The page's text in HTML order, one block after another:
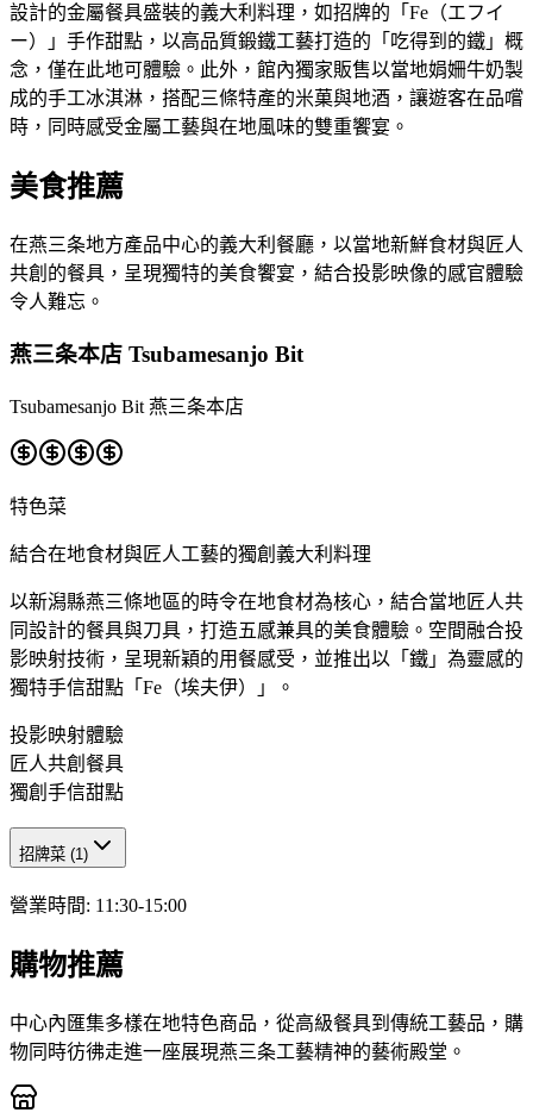
設計的金屬餐具盛裝的義大利料理，如招牌的「Fe（エフイ
ー）」手作甜點，以高品質鍛鐵工藝打造的「吃得到的鐵」概
念，僅在此地可體驗。此外，館內獨家販售以當地娟姍牛奶製
成的手工冰淇淋，搭配三條特產的米菓與地酒，讓遊客在品嚐
時，同時感受金屬工藝與在地風味的雙重饗宴。
美食推薦
在燕三条地方產品中心的義大利餐廳，以當地新鮮食材與匠人
共創的餐具，呈現獨特的美食饗宴，結合投影映像的感官體驗
令人難忘。
燕三条本店 Tsubamesanjo Bit
Tsubamesanjo Bit 燕三条本店
特色菜
結合在地食材與匠人工藝的獨創義大利料理
以新潟縣燕三條地區的時令在地食材為核心，結合當地匠人共
同設計的餐具與刀具，打造五感兼具的美食體驗。空間融合投
影映射技術，呈現新穎的用餐感受，並推出以「鐵」為靈感的
獨特手信甜點「Fe（埃夫伊）」。
投影映射體驗
匠人共創餐具
獨創手信甜點
招牌菜 (1)
營業時間: 11:30-15:00
購物推薦
中心內匯集多樣在地特色商品，從高級餐具到傳統工藝品，購
物同時彷彿走進一座展現燕三条工藝精神的藝術殿堂。